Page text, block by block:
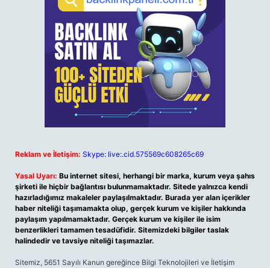
Reklam ve İletişim: Skype: live:.cid.575569c608265c69
Yasal Uyarı: Bu internet sitesi, herhangi bir marka, kurum veya şahıs
şirketi ile hiçbir bağlantısı bulunmamaktadır. Sitede yalnızca kendi
hazırladığımız makaleler paylaşılmaktadır. Burada yer alan içerikler
haber niteliği taşımamakta olup, gerçek kurum ve kişiler hakkında
paylaşım yapılmamaktadır. Gerçek kurum ve kişiler ile isim
benzerlikleri tamamen tesadüfidir. Sitemizdeki bilgiler taslak
halindedir ve tavsiye niteliği taşımazlar.
Sitemiz, 5651 Sayılı Kanun gereğince Bilgi Teknolojileri ve İletişim